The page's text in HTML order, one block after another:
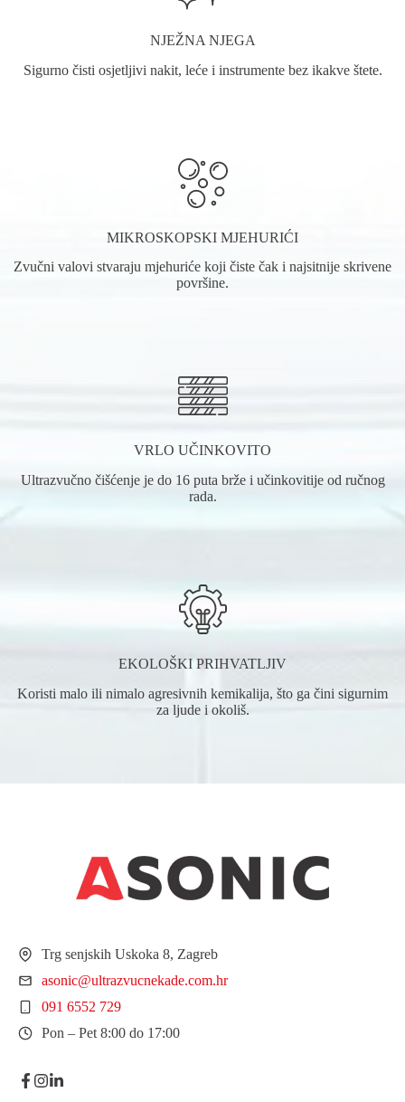
NJEŽNA NJEGA
Sigurno čisti osjetljivi nakit, leće i instrumente bez ikakve štete.
MIKROSKOPSKI MJEHURIĆI
Zvučni valovi stvaraju mjehuriće koji čiste čak i najsitnije skrivene
površine.
VRLO UČINKOVITO
Ultrazvučno čišćenje je do 16 puta brže i učinkovitije od ručnog
rada.
EKOLOŠKI PRIHVATLJIV
Koristi malo ili nimalo agresivnih kemikalija, što ga čini sigurnim
za ljude i okoliš.
Trg senjskih Uskoka 8, Zagreb
asonic@ultrazvucnekade.com.hr
091 6552 729
Pon – Pet 8:00 do 17:00